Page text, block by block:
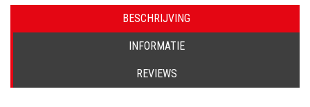
BESCHRIJVING
INFORMATIE
REVIEWS